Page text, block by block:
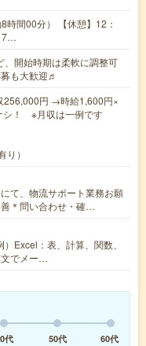
時間00分） 【休憩】12：
開始時期は柔軟に調整可
も大歓迎♬
円 →時給1,600円×
シ！ ※月収は一例です
）
て、物流サポート業務お願
＊問い合わせ・確…
Excel：表、計算、関数、
文でメー…
代 50代
60代